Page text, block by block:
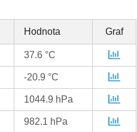
Hodnota Graf
37.6 °C
-20.9 °C
1044.9 hPa
982.1 hPa